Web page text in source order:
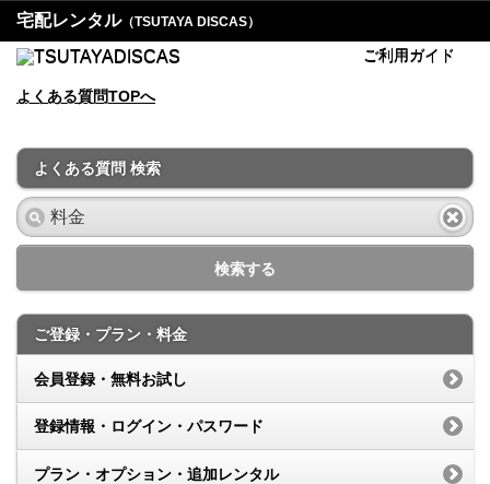
宅配レンタル（TSUTAYA DISCAS）
ご利用ガイド
よくある質問TOPへ
よくある質問 検索
検索する
ご登録・プラン・料金
会員登録・無料お試し
登録情報・ログイン・パスワード
プラン・オプション・追加レンタル